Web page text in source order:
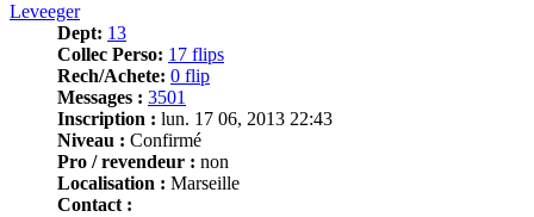
Leveeger
Dept: 13
Collec Perso: 17 flips
Rech/Achete: 0 flip
Messages : 3501
Inscription : lun. 17 06, 2013 22:43
Niveau : Confirmé
Pro / revendeur : non
Localisation : Marseille
Contact :